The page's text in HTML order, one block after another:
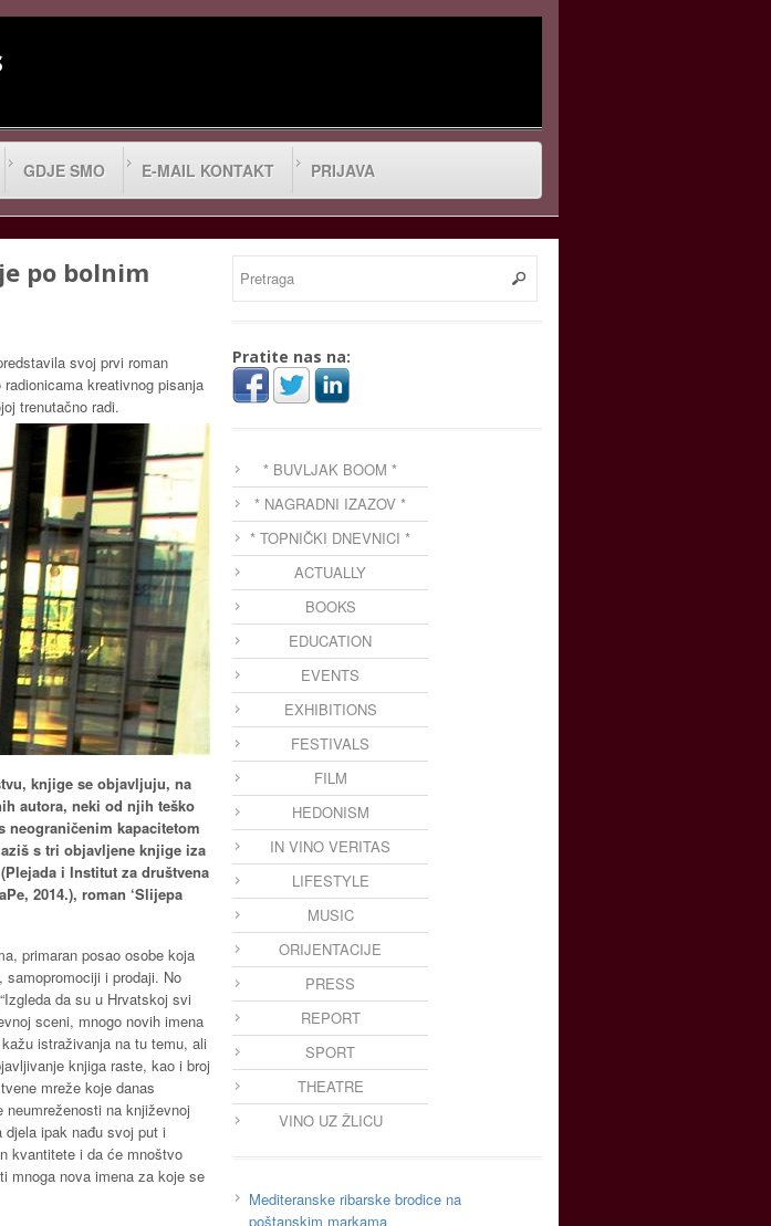
GDJE SMO E-MAIL KONTAKT PRIJAVA
po bolnim
svoj prvi roman
kreativnog pisanja
trenutačno radi.
knjige se objavljuju, na
autora, neki od njih teško
kapacitetom
s tri objavljene knjige iza
i Institut za društvena
2014.), roman ‘Slijepa
primaran posao osobe koja
i prodaji. No
da su u Hrvatskoj svi
sceni, mnogo novih imena
istraživanja na tu temu, ali
knjiga raste, kao i broj
mreže koje danas
na književnoj
ipak nađu svoj put i
kvantitete i da će mnoštvo
mnoga nova imena za koje se
Pratite nas na:
* BUVLJAK BOOM *
* NAGRADNI IZAZOV *
* TOPNIČKI DNEVNICI *
ACTUALLY
BOOKS
EDUCATION
EVENTS
EXHIBITIONS
FESTIVALS
FILM
HEDONISM
IN VINO VERITAS
LIFESTYLE
MUSIC
ORIJENTACIJE
PRESS
REPORT
SPORT
THEATRE
VINO UZ ŽLICU
Mediteranske ribarske brodice na
poštanskim markama